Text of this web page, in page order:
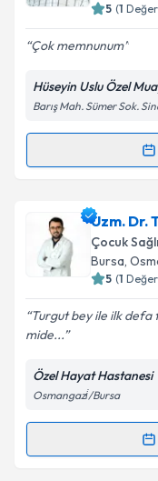
Kişisel
Metni'ni
kapsamda
5 (1
Çok memnunum
Hüseyin Uslu Özel
Barış Mah. Sümer Sok.
Randevu
Uzm. Dr.
oluşturun. Size
takvim
Kişisel
Metni'ni
kapsamda
Uzm. Dr.
Çocuk
Bursa,
5 (1
Turgut bey ile ilk defa
mide...
Özel Hayat Hastanesi
Osmangazi̇/Bursa
Randevu